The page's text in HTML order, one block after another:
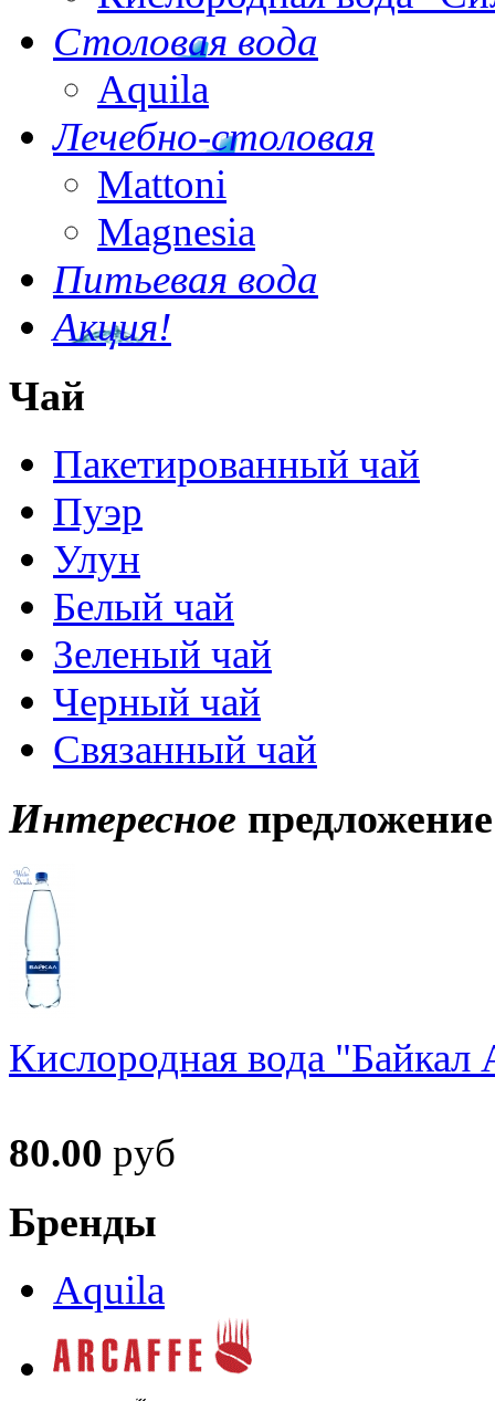
Столовая вода
Aquila
Лечебно-столовая
Mattoni
Magnesia
Питьевая вода
Акция!
Чай
Пакетированный чай
Пуэр
Улун
Белый чай
Зеленый чай
Черный чай
Связанный чай
Интересное предложение
Кислородная вода "Байкал
80.00 руб
Бренды
Aquila